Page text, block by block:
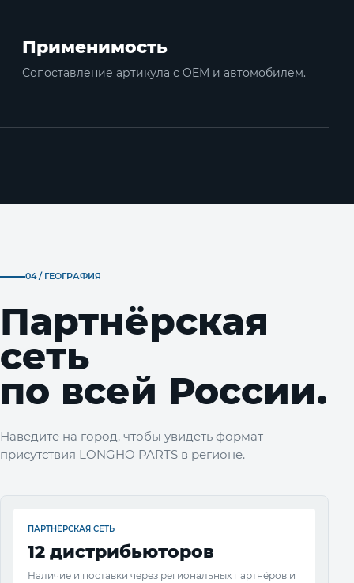
Применимость
Сопоставление артикула с OEM и автомобилем.
04 / ГЕОГРАФИЯ
Партнёрская
сеть
по всей России.
Наведите на город, чтобы увидеть формат
присутствия LONGHO PARTS в регионе.
ПАРТНЁРСКАЯ СЕТЬ
12 дистрибьюторов
Наличие и поставки через региональных партнёров и